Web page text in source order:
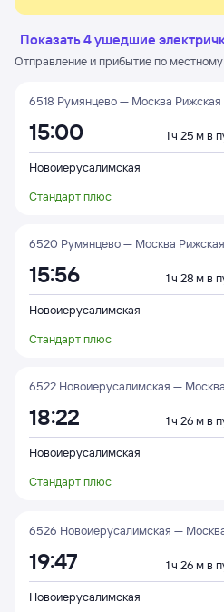
Показать 4 ушедшие
Отправление и прибытие по
6518 Румянцево — Москва Рижская
15:00 1 ч 25 м в
Новоиерусалимская
Стандарт плюс
6520 Румянцево — Москва Рижская
15:56 1 ч 28 м в
Новоиерусалимская
Стандарт плюс
6522 Новоиерусалимская —
18:22 1 ч 26 м в
Новоиерусалимская
Стандарт плюс
6526 Новоиерусалимская —
19:47 1 ч 26 м в
Новоиерусалимская